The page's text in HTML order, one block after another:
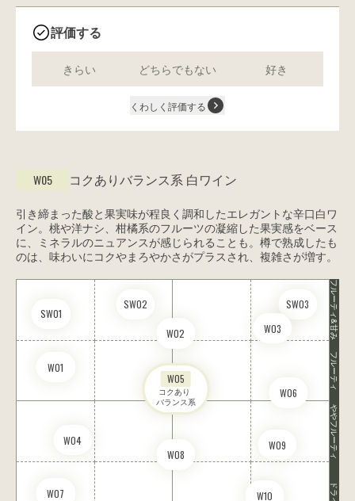
評価する
きらい どちらでもない 好き
くわしく評価する
W05 コクありバランス系 白ワイン
引き締まった酸と果実味が程良く調和したエレガントな辛口白ワ
イン。桃や洋ナシ、柑橘系のフルーツの凝縮した果実感をベース
に、ミネラルのニュアンスが感じられることも。樽で熟成したも
のは、味わいにコクやまろやかさがプラスされ、複雑さが増す。
SW01
SW02 SW03
W01
W02 W03
W04
W05
コクあり
バランス系
W06
W07
W08
W09
W10
フルーティ&甘み
フルーティ
ややフルーティ
ドライ